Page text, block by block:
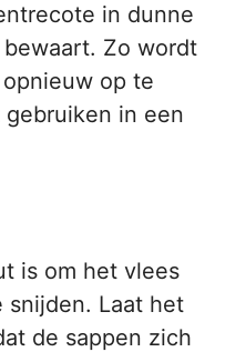
in dunne
Zo wordt
op te
in een
is om het vlees
Laat het
de sappen zich